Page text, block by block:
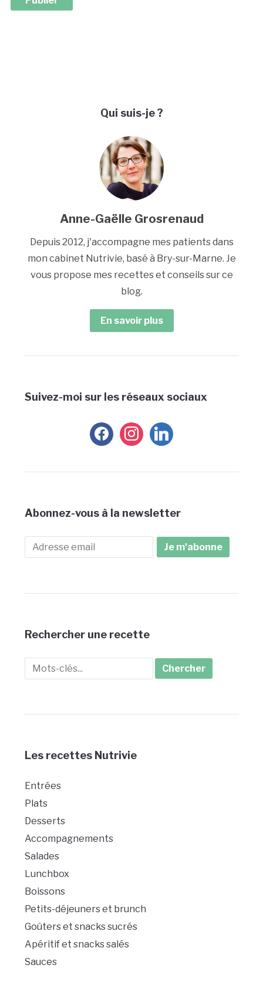
Qui suis-je ?
Anne-Gaëlle Grosrenaud
Depuis 2012, j'accompagne mes patients dans
mon cabinet Nutrivie, basé à Bry-sur-Marne. Je
vous propose mes recettes et conseils sur ce
blog.
En savoir plus
Suivez-moi sur les réseaux sociaux
facebookinstagramlinkedin
Abonnez-vous à la newsletter
Rechercher une recette
Search
for:
Les recettes Nutrivie
Entrées
Plats
Desserts
Accompagnements
Salades
Lunchbox
Boissons
Petits-déjeuners et brunch
Goûters et snacks sucrés
Apéritif et snacks salés
Sauces